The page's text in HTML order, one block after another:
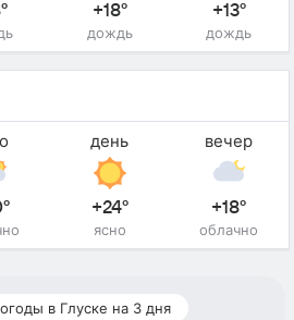
+18°
дождь
+13°
дождь
день
+24°
ясно
вечер
+18°
облачно
в Глуске на 3 дня